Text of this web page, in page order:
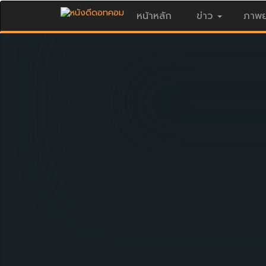
หน้าหลัก ข่าว ภาพ